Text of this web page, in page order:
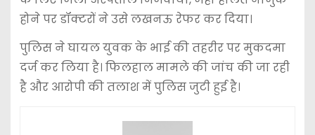
होने पर डॉक्टरों ने उसे लखनऊ रेफर कर दिया।
पुलिस ने घायल युवक के भाई की तहरीर पर मुकदमा
दर्ज कर लिया है। फिलहाल मामले की जांच की जा रही
है और आरोपी की तलाश में पुलिस जुटी हुई है।